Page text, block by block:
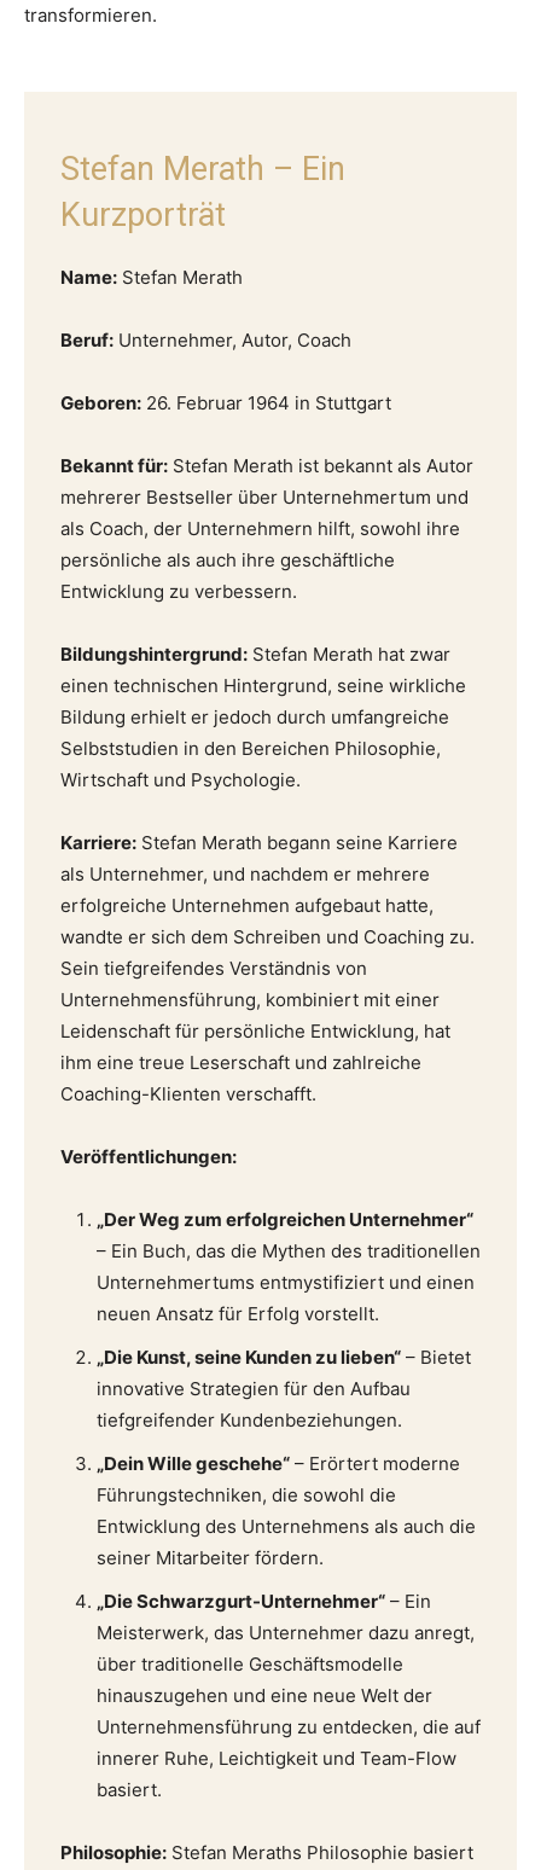
transformieren.
Stefan Merath – Ein
Kurzporträt
Name: Stefan Merath
Beruf: Unternehmer, Autor, Coach
Geboren: 26. Februar 1964 in Stuttgart
Bekannt für: Stefan Merath ist bekannt als Autor
mehrerer Bestseller über Unternehmertum und
als Coach, der Unternehmern hilft, sowohl ihre
persönliche als auch ihre geschäftliche
Entwicklung zu verbessern.
Bildungshintergrund: Stefan Merath hat zwar
einen technischen Hintergrund, seine wirkliche
Bildung erhielt er jedoch durch umfangreiche
Selbststudien in den Bereichen Philosophie,
Wirtschaft und Psychologie.
Karriere: Stefan Merath begann seine Karriere
als Unternehmer, und nachdem er mehrere
erfolgreiche Unternehmen aufgebaut hatte,
wandte er sich dem Schreiben und Coaching zu.
Sein tiefgreifendes Verständnis von
Unternehmensführung, kombiniert mit einer
Leidenschaft für persönliche Entwicklung, hat
ihm eine treue Leserschaft und zahlreiche
Coaching-Klienten verschafft.
Veröffentlichungen:
„Der Weg zum erfolgreichen Unternehmer“
– Ein Buch, das die Mythen des traditionellen
Unternehmertums entmystifiziert und einen
neuen Ansatz für Erfolg vorstellt.
„Die Kunst, seine Kunden zu lieben“ – Bietet
innovative Strategien für den Aufbau
tiefgreifender Kundenbeziehungen.
„Dein Wille geschehe“ – Erörtert moderne
Führungstechniken, die sowohl die
Entwicklung des Unternehmens als auch die
seiner Mitarbeiter fördern.
„Die Schwarzgurt-Unternehmer“ – Ein
Meisterwerk, das Unternehmer dazu anregt,
über traditionelle Geschäftsmodelle
hinauszugehen und eine neue Welt der
Unternehmensführung zu entdecken, die auf
innerer Ruhe, Leichtigkeit und Team-Flow
basiert.
Philosophie: Stefan Meraths Philosophie basiert